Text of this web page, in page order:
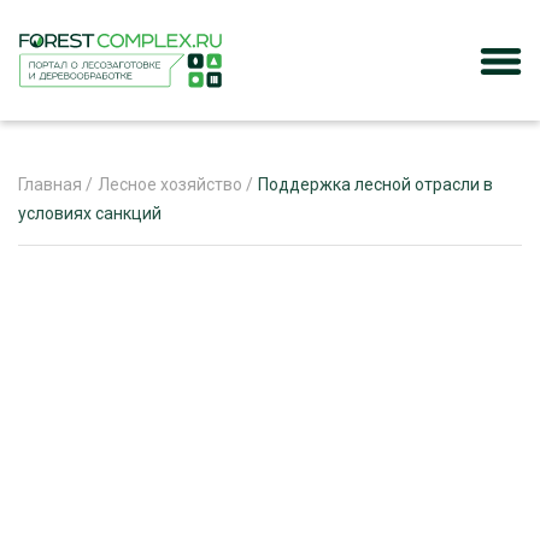
Главная / Лесное хозяйство / Поддержка лесной отрасли в
условиях санкций